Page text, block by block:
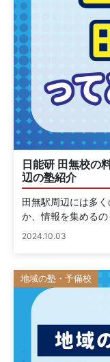
日能研 田無校の
辺の塾紹介
田無駅周辺には多
か、情報を集めるの
2024.10.03
地域の塾・予備校